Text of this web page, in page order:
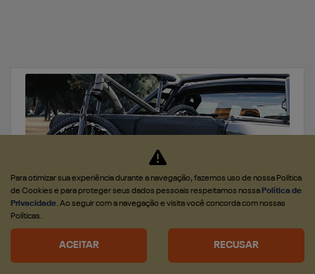
Para otimizar sua experiência durante a navegação, fazemos uso de nossa Política
de Cookies e para proteger seus dados pessoais respeitamos nossa Política de
Privacidade. Ao seguir com a navegação e visita você concorda com nossas
Políticas.
ACEITAR RECUSAR